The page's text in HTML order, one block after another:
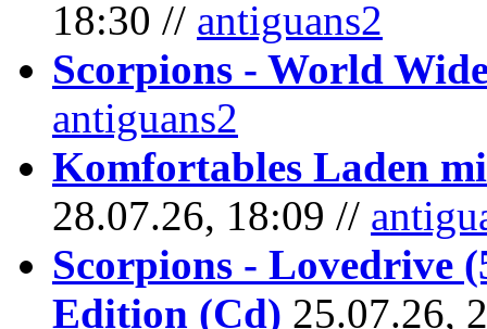
18:30 // antiguans2
Scorpions - World
antiguans2
Komfortables Laden
28.07.26, 18:09 //
Scorpions - Lovedrive
Edition (Cd) 25.07.26,